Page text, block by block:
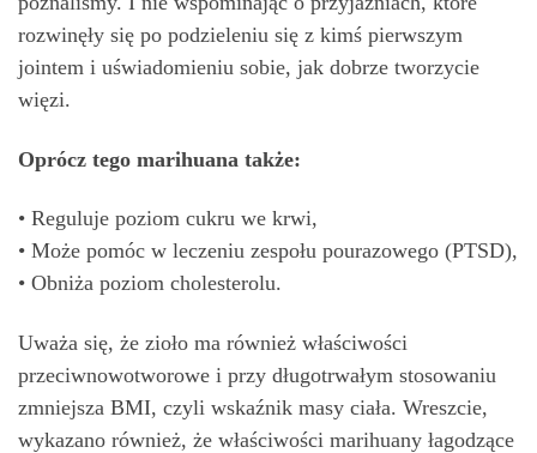
rozwinęły się po podzieleniu się z kimś pierwszym
jointem i uświadomieniu sobie, jak dobrze tworzycie
więzi.
Oprócz tego marihuana także:
• Reguluje poziom cukru we krwi,
• Może pomóc w leczeniu zespołu pourazowego (PTSD),
• Obniża poziom cholesterolu.
Uważa się, że zioło ma również właściwości
przeciwnowotworowe i przy długotrwałym stosowaniu
zmniejsza BMI, czyli wskaźnik masy ciała. Wreszcie,
wykazano również, że właściwości marihuany łagodzące